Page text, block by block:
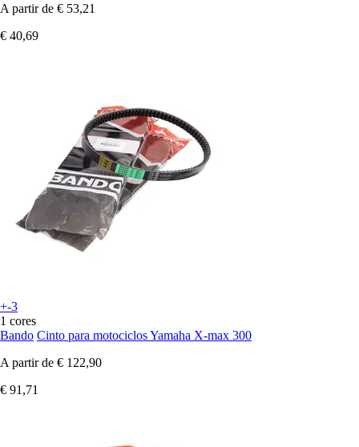
A partir de € 53,21
€ 40,69
+-3
1 cores
Bando Cinto para motociclos Yamaha X-max 300
A partir de € 122,90
€ 91,71